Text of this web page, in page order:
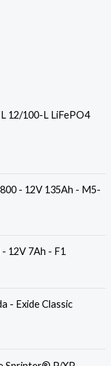
12/100-L LiFePO4
- 12V 135Ah - M5-
12V 7Ah - F1
- Exide Classic